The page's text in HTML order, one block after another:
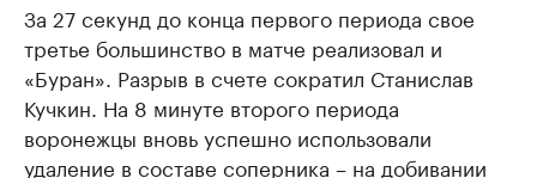
За 27 секунд до конца первого периода свое
третье большинство в матче реализовал и
«Буран». Разрыв в счете сократил Станислав
Кучкин. На 8 минуте второго периода
воронежцы вновь успешно использовали
удаление в составе соперника – на добивании